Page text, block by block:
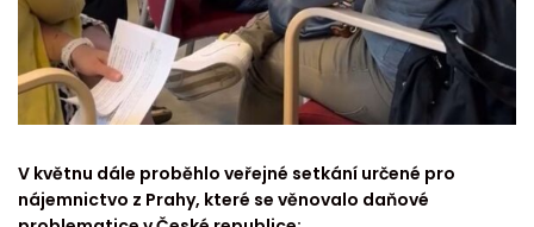
V květnu dále proběhlo veřejné setkání určené pro
nájemnictvo z Prahy, které se věnovalo daňové